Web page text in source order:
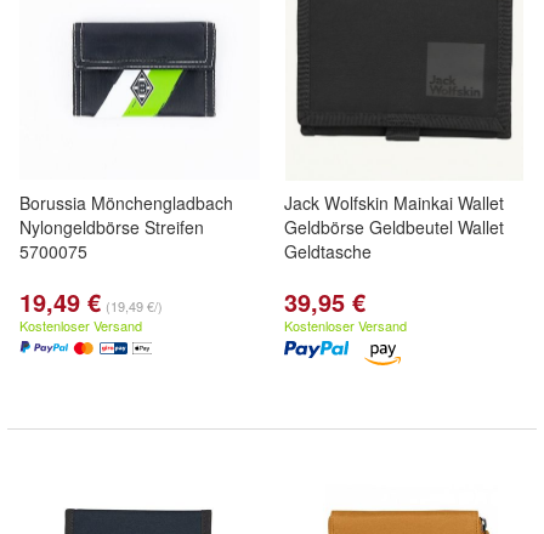
Borussia Mönchengladbach
Nylongeldbörse Streifen
5700075
19,49 € (19,49 €/)
Kostenloser Versand
Jack Wolfskin Mainkai Wallet
Geldbörse Geldbeutel Wallet
Geldtasche
39,95 €
Kostenloser Versand